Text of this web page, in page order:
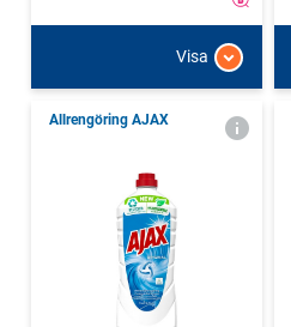
Visa
Allrengöring AJAX